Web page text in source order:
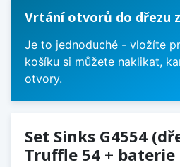
Vrtání otvorů do dřezu
Je to jednoduché - vložíte
košíku si můžete naklikat,
otvory.
Set Sinks G4554
Truffle 54 +